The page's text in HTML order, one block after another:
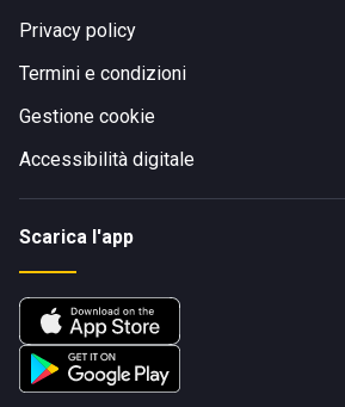
Privacy policy
Termini e condizioni
Gestione cookie
Accessibilità digitale
Scarica l'app